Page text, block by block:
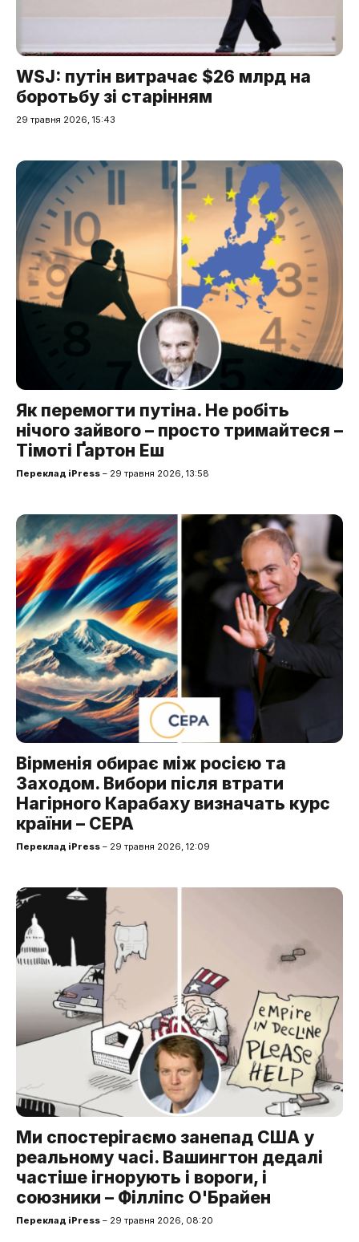
WSJ: путін витрачає $26 млрд на
боротьбу зі старінням
29 травня 2026, 15:43
Як перемогти путіна. Не робіть
нічого зайвого – просто тримайтеся –
Тімоті Ґартон Еш
Переклад iPress – 29 травня 2026, 13:58
Вірменія обирає між росією та
Заходом. Вибори після втрати
Нагірного Карабаху визначать курс
країни – CEPA
Переклад iPress – 29 травня 2026, 12:09
Ми спостерігаємо занепад США у
реальному часі. Вашингтон дедалі
частіше ігнорують і вороги, і
союзники – Філліпс О'Брайен
Переклад iPress – 29 травня 2026, 08:20